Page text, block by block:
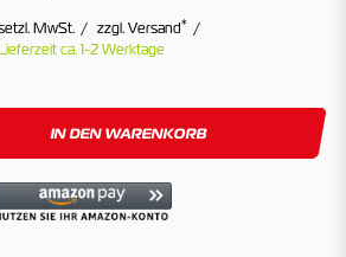
MwSt. zzgl. Versand*
ca. 1-2 Werktage
IN DEN WARENKORB